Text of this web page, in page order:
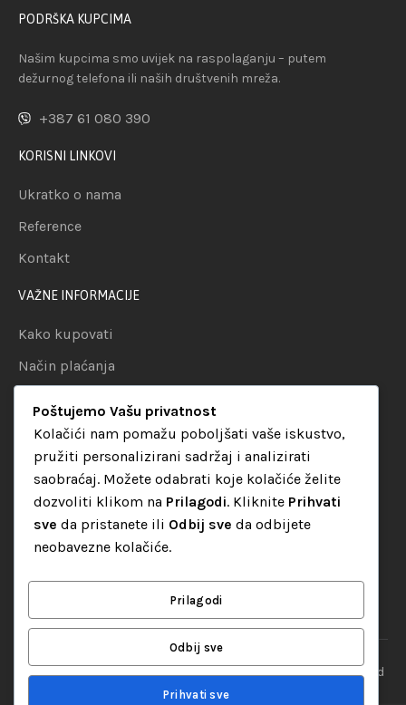
PODRŠKA KUPCIMA
Našim kupcima smo uvijek na raspolaganju – putem
dežurnog telefona ili naših društvenih mreža.
+387 61 080 390
KORISNI LINKOVI
Ukratko o nama
Reference
Kontakt
VAŽNE INFORMACIJE
Kako kupovati
Način plaćanja
Politika privatnosti
KATEGORIJE
Audio oprema
LED dekorativna rasvjeta
“Set Up S” d.o.o. Tuzla, sva prava pridržana© 2026 || Designed
Poštujemo Vašu privatnost
Kolačići nam pomažu poboljšati vaše iskustvo,
pružiti personalizirani sadržaj i analizirati
saobraćaj. Možete odabrati koje kolačiće želite
dozvoliti klikom na Prilagodi. Kliknite Prihvati
sve da pristanete ili Odbij sve da odbijete
neobavezne kolačiće.
Prilagodi
Odbij sve
Prihvati sve